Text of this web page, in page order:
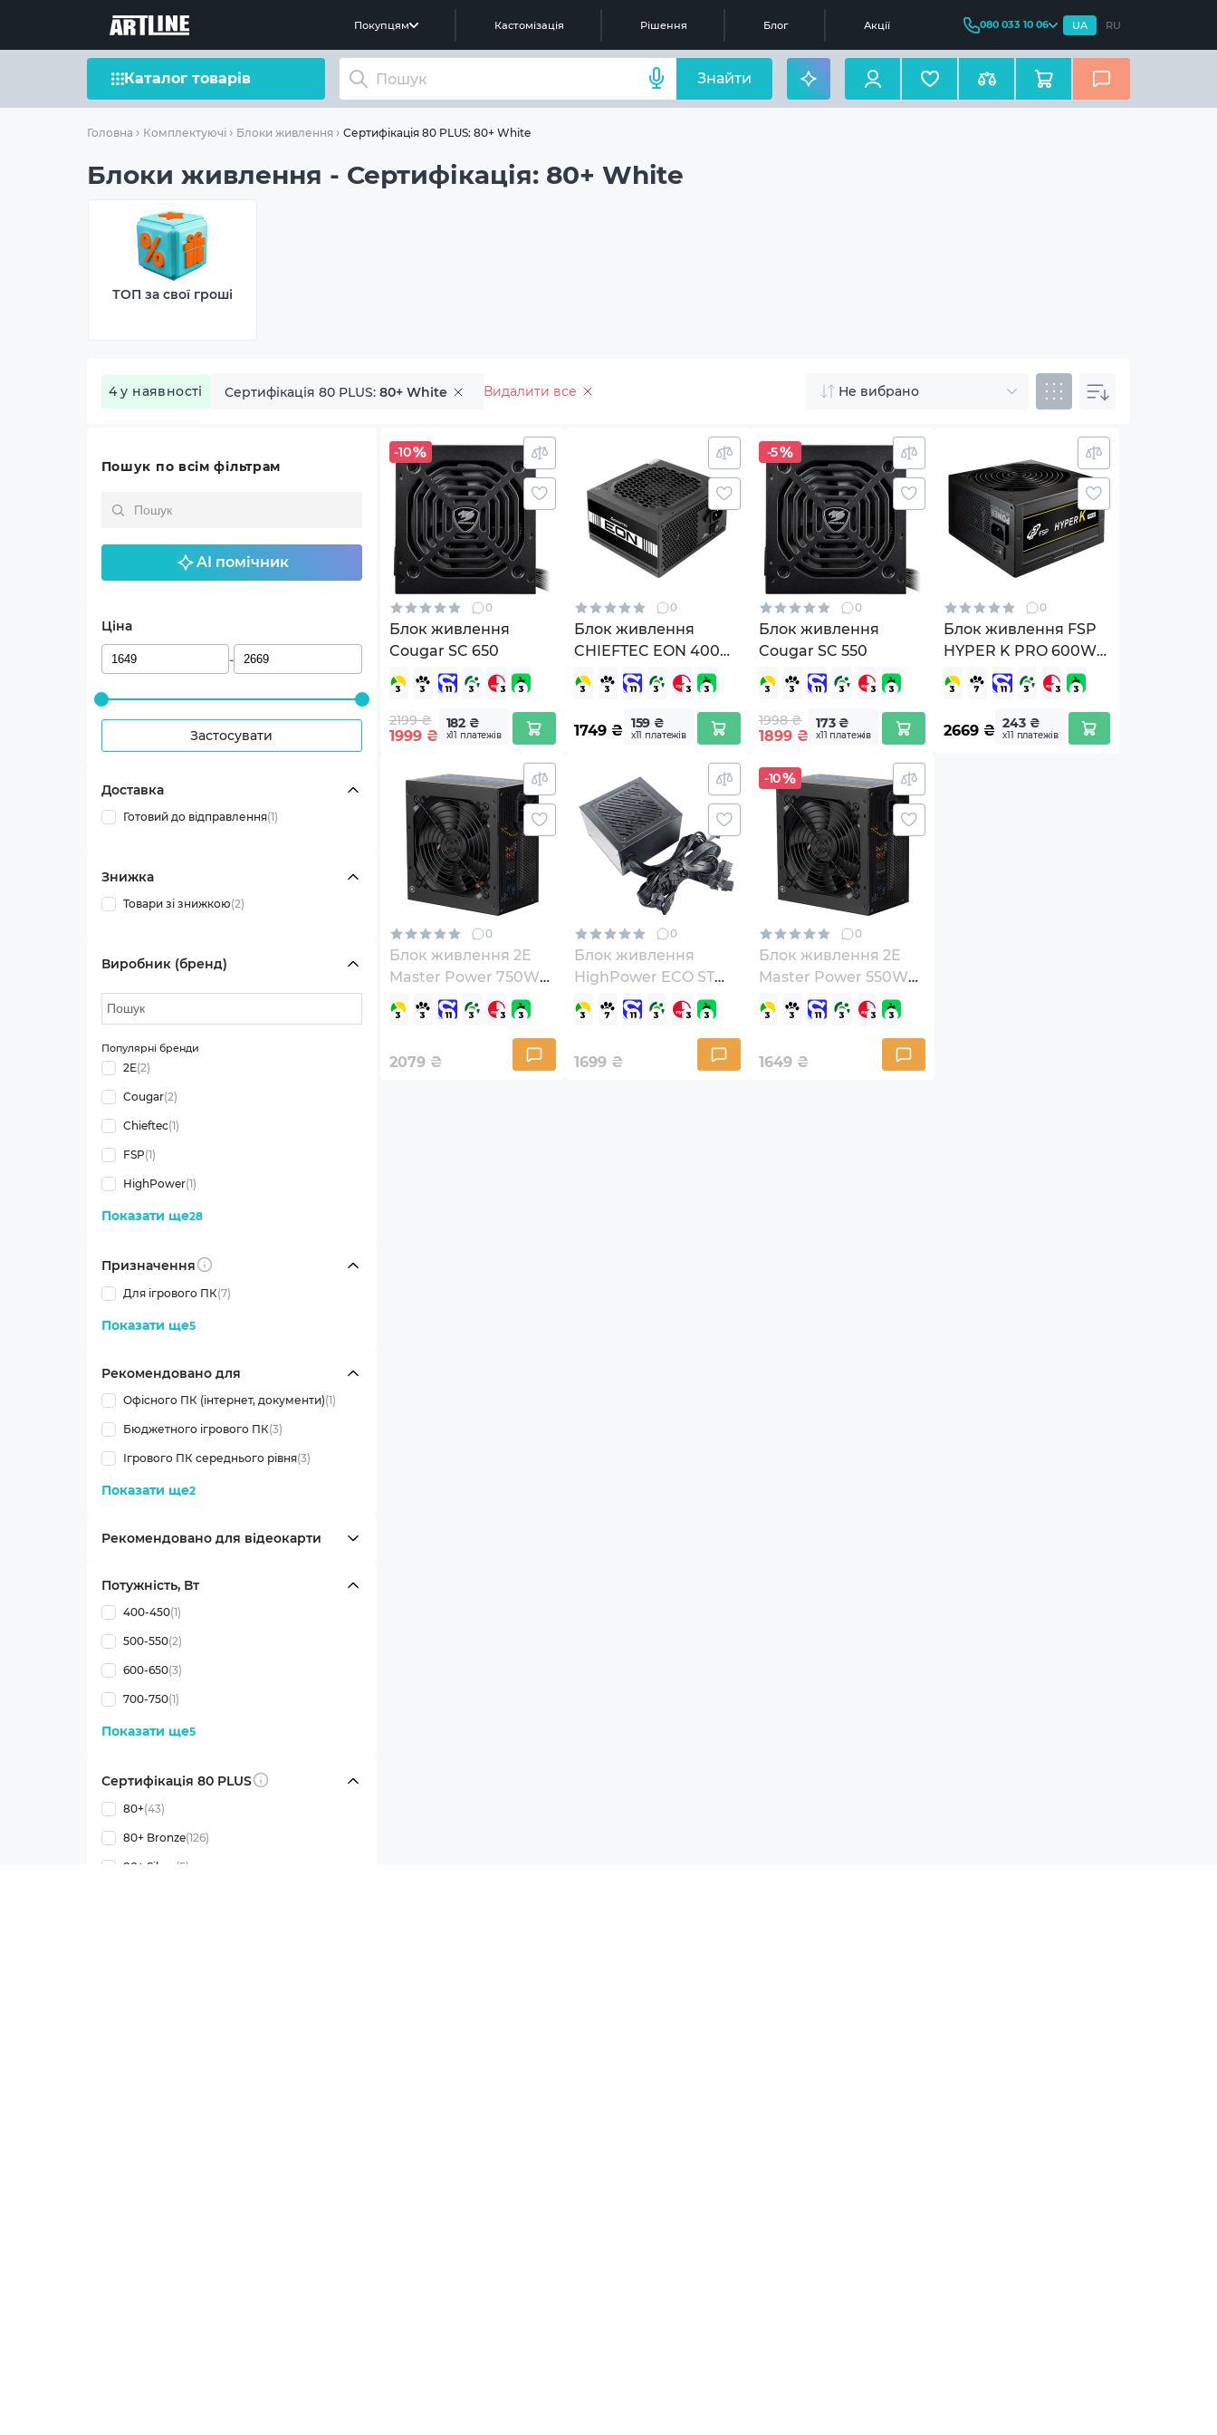
Покупцям Кастомізація Рішення Блог Акції 080 033 10 06 UA RU
Каталог товарів Знайти
Головна Комплектуючі Блоки живлення Сертифікація 80 PLUS: 80+ White
Блоки живлення - Сертифікація: 80+ White
ТОП за свої гроші
4 у наявності Сертифікація 80 PLUS: 80+ White Видалити все Не вибрано
Пошук по всім фільтрам
AI помічник
Ціна
-
Застосувати
Доставка
Готовий до відправлення(1)
Знижка
Товари зі знижкою(2)
Виробник (бренд)
Популярні бренди
2E(2)
Cougar(2)
Chieftec(1)
FSP(1)
HighPower(1)
Показати ще28
Призначення
Info
Для ігрового ПК(7)
Показати ще5
Рекомендовано для
Офісного ПК (інтернет, документи)(1)
Бюджетного ігрового ПК(3)
Ігрового ПК середнього рівня(3)
Показати ще2
Рекомендовано для відеокарти
Потужність, Вт
400-450(1)
500-550(2)
600-650(3)
700-750(1)
Показати ще5
Сертифікація 80 PLUS Info
80+(43)
80+ Bronze(126)
80+ Silver (5)
-10
0
Блок живлення
Cougar SC 650
2199 ₴
1999 ₴
182 ₴
х11 платежів
0
Блок живлення
CHIEFTEC EON 400W
(ZPU-400S)
1749₴ 159 ₴
х11 платежів
-5
0
Блок живлення
Cougar SC 550
1998 ₴
1899 ₴
173 ₴
х11 платежів
0
Блок живлення FSP
HYPER K PRO 600W
(HK-600) Retail Box
2669 ₴ 243 ₴
х11 платежів
0
Блок живлення 2E
Master Power 750W
(2E-MP750-120APFC)
2079 ₴
0
Блок живлення
HighPower ECO ST
600W (HPE-600ST-
B12S)
1699 ₴
-10
0
Блок живлення 2E
Master Power 550W
(2E-MP550-120APFC)
1649 ₴